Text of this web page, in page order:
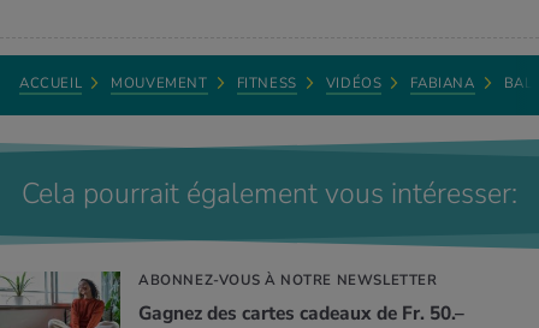
ACCUEIL MOUVEMENT FITNESS VIDÉOS FABIANA
Cela pourrait également vous intéresser:
ABONNEZ-VOUS À NOTRE NEWSLETTER
Gagnez des cartes cadeaux de Fr. 50.–